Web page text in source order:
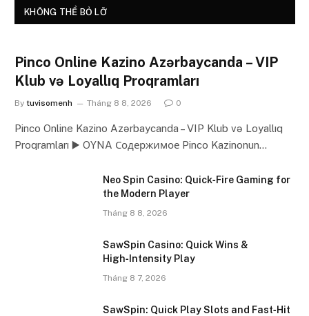
KHÔNG THỂ BỎ LỠ
Pinco Online Kazino Azərbaycanda – VIP
Klub və Loyallıq Proqramları
By tuvisomenh Tháng 8 8, 2026 0
Pinco Online Kazino Azərbaycanda – VIP Klub və Loyallıq
Proqramları ▶️ OYNA Содержимое Pinco Kazinonun…
Neo Spin Casino: Quick‑Fire Gaming for
the Modern Player
Tháng 8 8, 2026
SawSpin Casino: Quick Wins &
High‑Intensity Play
Tháng 8 7, 2026
SawSpin: Quick Play Slots and Fast‑Hit